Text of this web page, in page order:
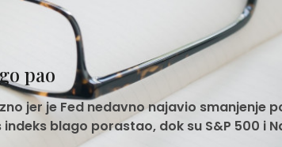
pao
jer je Fed nedavno najavio smanjenje
blago porastao, dok su S&P 500 i